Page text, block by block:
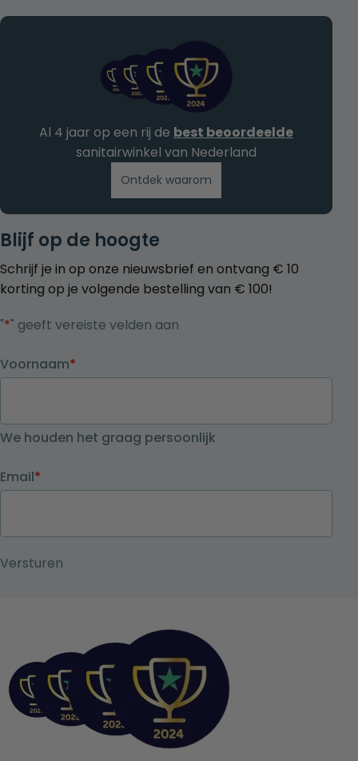
Blijf op de hoogte
Schrijf je in op onze nieuwsbrief en ontvang € 10
korting op je volgende bestelling van € 100!
"*" geeft vereiste velden aan
Voornaam*
We houden het graag persoonlijk
Email*
Al 4 jaar op een rij de best beoordeelde
sanitairwinkel van Nederland
Ontdek waarom